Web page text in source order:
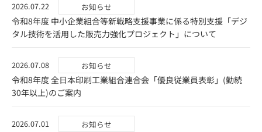
2026.07.22 お知らせ
令和8年度 中小企業組合等新戦略支援事業に係る特別支援「デジ
タル技術を活用した販売力強化プロジェクト」について
2026.07.08 お知らせ
令和8年度 全日本印刷工業組合連合会「優良従業員表彰」(勤続
30年以上)のご案内
2026.07.01 お知らせ